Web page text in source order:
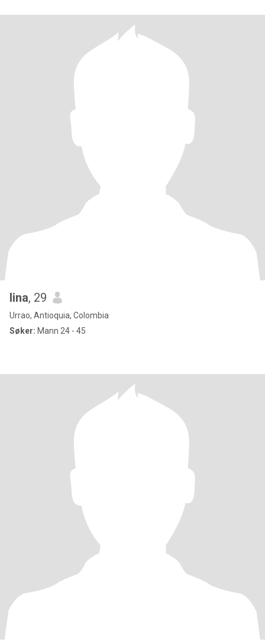
lina, 29
Urrao, Antioquia, Colombia
Søker: Mann 24 - 45